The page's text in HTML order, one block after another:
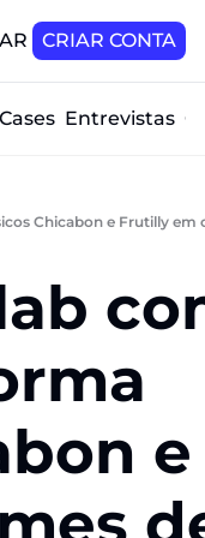
CRIAR CONTA
Cases Entrevistas
Chicabon e Frutilly em
e